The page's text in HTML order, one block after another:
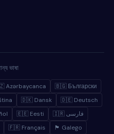
ভাষা
Azərbaycanca
🇧🇬 Български
🇩🇰 Dansk
🇩🇪 Deutsch
🇪🇪 Eesti
🇮🇷 فارسی
🇫🇷 Français
🏴 Galego